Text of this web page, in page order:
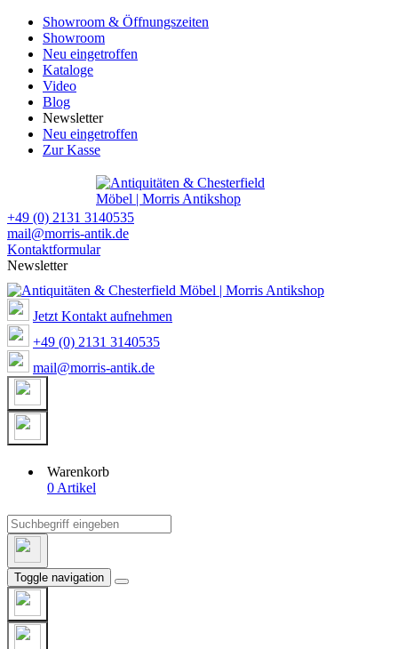
Showroom & Öffnungszeiten
Showroom
Neu eingetroffen
Kataloge
Video
Blog
Newsletter
Neu eingetroffen
Zur Kasse
+49 (0) 2131 3140535
mail@morris-antik.de
Kontaktformular
Newsletter
Jetzt Kontakt aufnehmen
+49 (0) 2131 3140535
mail@morris-antik.de
Warenkorb
0 Artikel
Toggle navigation